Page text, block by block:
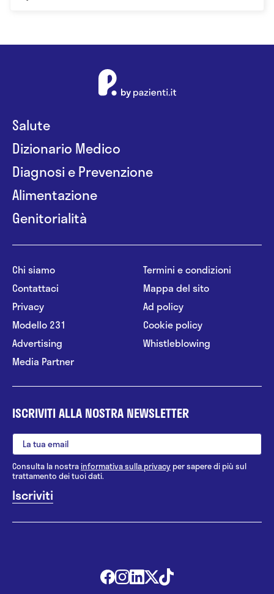
Salute
Dizionario Medico
Diagnosi e Prevenzione
Alimentazione
Genitorialità
Chi siamo
Contattaci
Privacy
Modello 231
Advertising
Media Partner
Termini e condizioni
Mappa del sito
Ad policy
Cookie policy
Whistleblowing
ISCRIVITI ALLA NOSTRA NEWSLETTER
Consulta la nostrainformativa sulla privacy per sapere di più sul
trattamento dei tuoi dati.